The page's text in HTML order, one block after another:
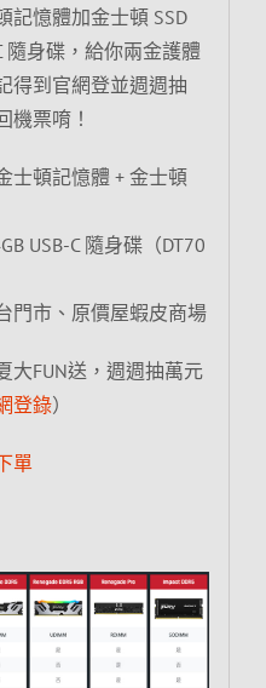
記憶體加金士頓 SSD
隨身碟，給你兩金護體
得到官網登並週週抽
機票唷！
士頓記憶體 + 金士頓
USB-C 隨身碟（DT70
門市、原價屋蝦皮商場
大FUN送，週週抽萬元
登錄）
單